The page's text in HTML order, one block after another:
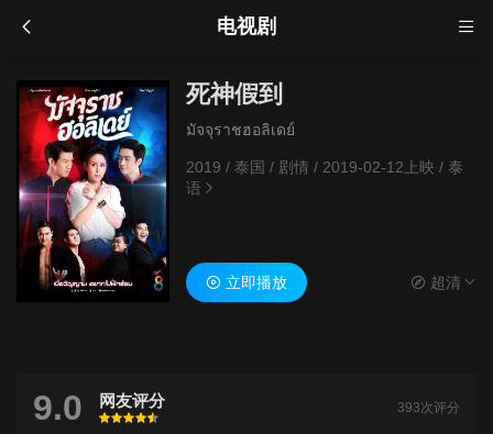
电视剧
死神假到
มัจจุราชฮอลิเดย์
2019 / 泰国 / 剧情/ 2019-02-12上映 / 泰
语
立即播放 超清
9.0 网友评分
很差
较差还行推荐力荐
393次评分